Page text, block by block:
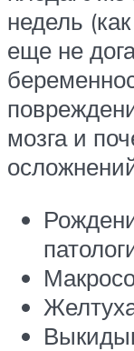
недель
еще не
мозга и